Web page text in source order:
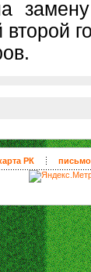
второй
РК письмо